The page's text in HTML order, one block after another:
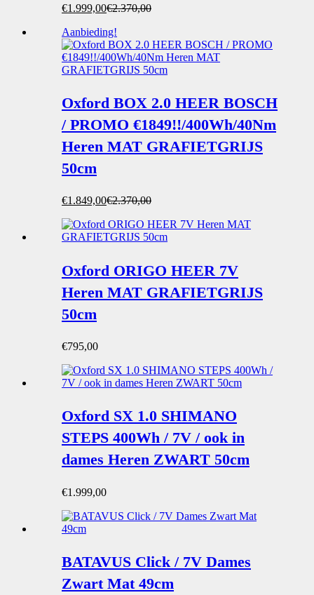
Oorspronkelijke
was:
€2.370,00.
€1.999,00Huidige
is:
€1.999,00.
€2.370,00
Aanbieding!
Oxford BOX 2.0 HEER BOSCH
/ PROMO €1849!!/400Wh/40Nm
Heren MAT GRAFIETGRIJS
50cm
Oorspronkelijke
was:
€2.370,00.
€1.849,00Huidige
is:
€1.849,00.
€2.370,00
Oxford ORIGO HEER 7V
Heren MAT GRAFIETGRIJS
50cm
€795,00
Oxford SX 1.0 SHIMANO
STEPS 400Wh / 7V / ook in
dames Heren ZWART 50cm
€1.999,00
BATAVUS Click / 7V Dames
Zwart Mat 49cm